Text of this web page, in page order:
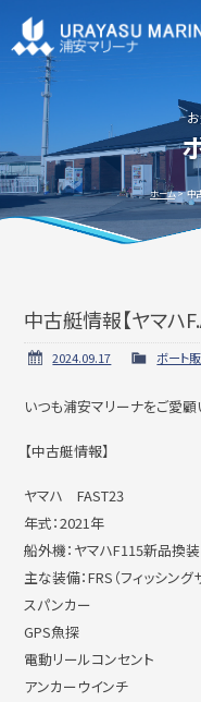
マリーナ施設案内
申込資格・艇の種類等
新艇・中古艇情報
ビジターバースご利用について
アクセス方法
撮影・ロケハン
お問い合わせ
ホーム 中
中古艇情報【ヤマハ
2024.09.17 ボート
いつも浦安マリーナをご愛顧
【中古艇情報】
ヤマハ FAST23
年式：2021年
船外機：ヤマハF115新品換装
主な装備：FRS（フィッシング
スパンカー
GPS魚探
電動リールコンセント
アンカーウインチ